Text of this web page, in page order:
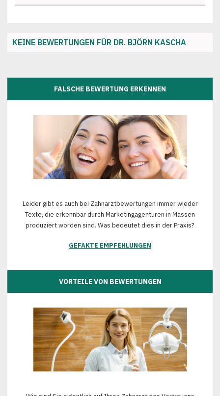
KEINE BEWERTUNGEN FÜR DR. BJÖRN KASCHA
FALSCHE BEWERTUNG ERKENNEN
Leider gibt es auch bei Zahnarztbewertungen immer wieder
Texte, die erkennbar durch Marketingagenturen in Massen
produziert worden sind. Was bedeutet dies in der Praxis?
GEFAKTE EMPFEHLUNGEN
VORTEILE VON BEWERTUNGEN